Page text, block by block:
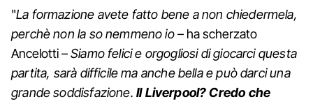
"La formazione avete fatto bene a non chiedermela,
perchè non la so nemmeno io– ha scherzato
Ancelotti –Siamo felici e orgogliosi di giocarci questa
partita, sarà difficile ma anche bella e può darci una
grande soddisfazione. Il Liverpool? Credo che